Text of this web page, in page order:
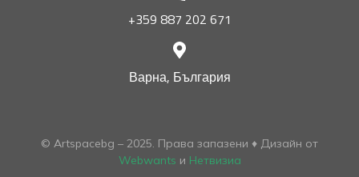
+359 887 202 671
Варна, България
© Artspacebg – 2025. Права запазени ♦ Дизайн от
Webwants и Нетвизиа